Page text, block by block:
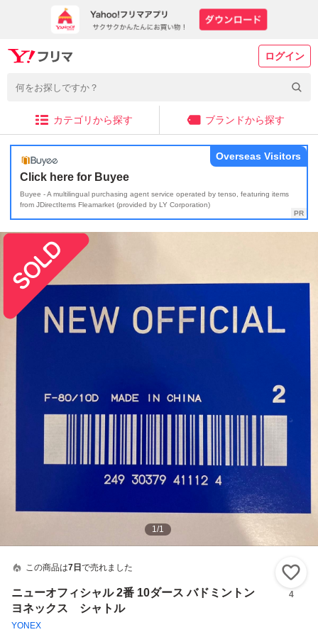
ログイン
カテゴリから探す ブランドから探す
Click here for Buyee
Buyee - A multilingual purchasing agent service operated by tenso, featuring items
from JDirectItems Fleamarket (provided by LY Corporation)
Overseas Visitors
1/1
この商品は7日 で売れました
ニューオフィシャル 2番 10ダース バドミントン
ヨネックス シャトル
YONEX
4